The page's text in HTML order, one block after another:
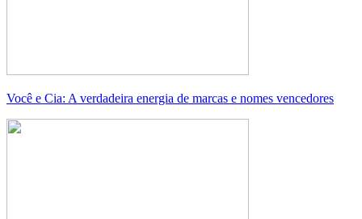
Você e Cia: A verdadeira energia de marcas e nomes vencedores